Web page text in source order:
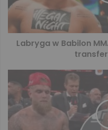
Labryga w Babilon